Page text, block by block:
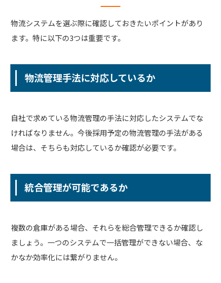
物流システムを選ぶ際に確認しておきたいポイントがあり
ます。特に以下の3つは重要です。
物流管理手法に対応しているか
自社で求めている物流管理の手法に対応したシステムでな
ければなりません。今後採用予定の物流管理の手法がある
場合は、そちらも対応しているか確認が必要です。
統合管理が可能であるか
複数の倉庫がある場合、それらを総合管理できるか確認し
ましょう。一つのシステムで一括管理ができない場合、な
かなか効率化には繋がりません。